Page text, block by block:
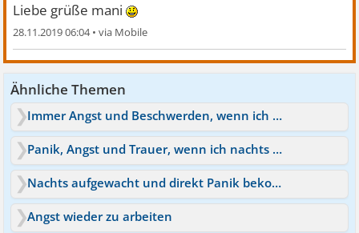
Liebe grüße mani
28.11.2019 06:04•
Ähnliche Themen
Immer Angst und Beschwerden, wenn ich arbeiten muss
Panik, Angst und Trauer, wenn ich nachts alleine bin
Nachts aufgewacht und direkt Panik bekommen.Angst vor Aldi.
Angst wieder zu arbeiten